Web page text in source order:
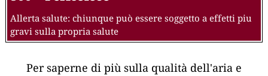
Allerta salute: chiunque può essere soggetto a effetti piu
gravi sulla propria salute
Per saperne di più sulla qualità dell'aria e